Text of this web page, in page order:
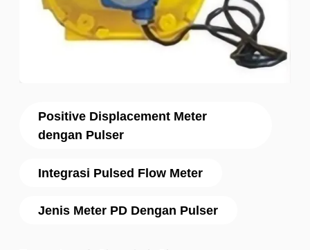
Positive Displacement Meter
dengan Pulser
Integrasi Pulsed Flow Meter
Jenis Meter PD Dengan Pulser